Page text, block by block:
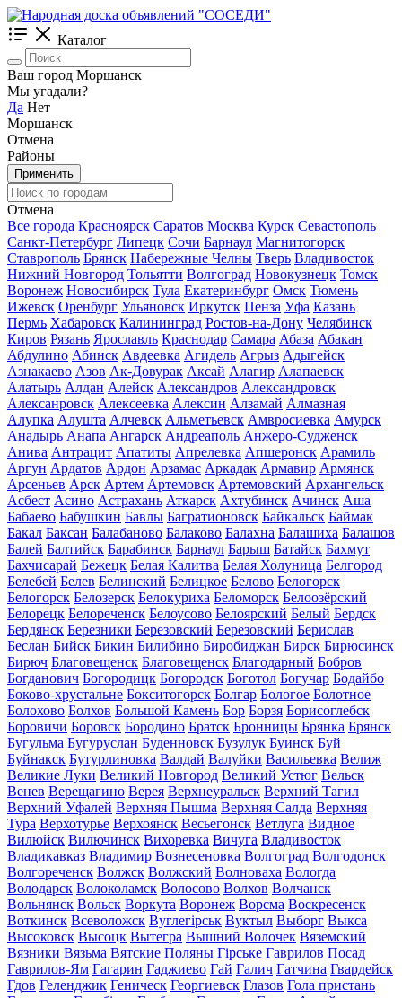
Каталог
Ваш город Моршанск
Мы угадали?
Да Нет
Моршанск
Отмена
Районы
Применить
Отмена
Все города Красноярск Саратов Москва Курск Севастополь
Санкт-Петербург Липецк Сочи Барнаул Магнитогорск
Ставрополь Брянск Набережные Челны Тверь Владивосток
Нижний Новгород Тольятти Волгоград Новокузнецк Томск
Воронеж Новосибирск Тула Екатеринбург Омск Тюмень
Ижевск Оренбург Ульяновск Иркутск Пенза Уфа Казань
Пермь Хабаровск Калининград Ростов-на-Дону Челябинск
Киров Рязань Ярославль Краснодар Самара Абаза Абакан
Абдулино Абинск Авдеевка Агидель Агрыз Адыгейск
Азнакаево Азов Ак-Довурак Аксай Алагир Алапаевск
Алатырь Алдан Алейск Александров Александровск
Алексанровск Алексеевка Алексин Алзамай Алмазная
Алупка Алушта Алчевск Альметьевск Амвросиевка Амурск
Анадырь Анапа Ангарск Андреаполь Анжеро-Судженск
Анива Антрацит Апатиты Апрелевка Апшеронск Арамиль
Аргун Ардатов Ардон Арзамас Аркадак Армавир Армянск
Арсеньев Арск Артем Артемовск Артемовский Архангельск
Асбест Асино Астрахань Аткарск Ахтубинск Ачинск Аша
Бабаево Бабушкин Бавлы Багратионовск Байкальск Баймак
Бакал Баксан Балабаново Балаково Балахна Балашиха Балашов
Балей Балтийск Барабинск Барнаул Барыш Батайск Бахмут
Бахчисарай Бежецк Белая Калитва Белая Холуница Белгород
Белебей Белев Белинский Белицкое Белово Белогорск
Белогорск Белозерск Белокуриха Беломорск Белоозёрский
Белорецк Белореченск Белоусово Белоярский Белый Бердск
Бердянск Березники Березовский Березовский Берислав
Беслан Бийск Бикин Билибино Биробиджан Бирск Бирюсинск
Бирюч Благовещенск Благовещенск Благодарный Бобров
Богданович Богородицк Богородск Боготол Богучар Бодайбо
Боково-хрустальне Бокситогорск Болгар Бологое Болотное
Болохово Болхов Большой Камень Бор Борзя Борисоглебск
Боровичи Боровск Бородино Братск Бронницы Брянка Брянск
Бугульма Бугуруслан Буденновск Бузулук Буинск Буй
Буйнакск Бутурлиновка Валдай Валуйки Васильевка Велиж
Великие Луки Великий Новгород Великий Устюг Вельск
Венев Верещагино Верея Верхнеуральск Верхний Тагил
Верхний Уфалей Верхняя Пышма Верхняя Салда Верхняя
Тура Верхотурье Верхоянск Весьегонск Ветлуга Видное
Вилюйск Вилючинск Вихоревка Вичуга Владивосток
Владикавказ Владимир Вознесеновка Волгоград Волгодонск
Волгореченск Волжск Волжский Волноваха Вологда
Володарск Волоколамск Волосово Волхов Волчанск
Вольнянск Вольск Воркута Воронеж Ворсма Воскресенск
Воткинск Всеволожск Вуглегірськ Вуктыл Выборг Выкса
Высоковск Высоцк Вытегра Вышний Волочек Вяземский
Вязники Вязьма Вятские Поляны Гірське Гаврилов Посад
Гаврилов-Ям Гагарин Гаджиево Гай Галич Гатчина Гвардейск
Гдов Геленджик Геническ Георгиевск Глазов Гола пристань